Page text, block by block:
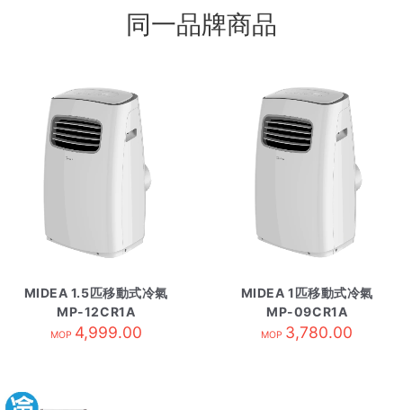
同一品牌商品
MIDEA 1.5匹移動式冷氣
MP-12CR1A
MOP 4,999.00
MIDEA 1匹移動式冷氣
MP-09CR1A
MOP 3,780.00